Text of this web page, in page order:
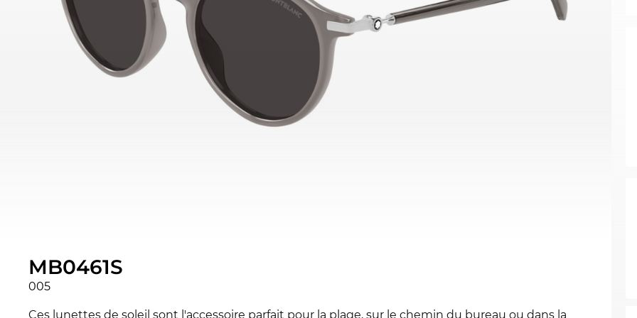
MB0461S
005
Ces lunettes de soleil sont l'accessoire parfait pour la plage, sur le chemin du bureau ou dans la